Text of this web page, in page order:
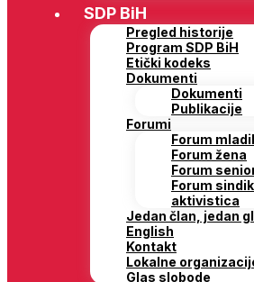
SDP BiH
Pregled historije
Program SDP BiH
Etički kodeks
Dokumenti
Dokumenti
Publikacije
Forumi
Forum
Forum žena
Forum
Forum
aktivistica
Jedan član, jedan
English
Kontakt
Lokalne
Glas slobode